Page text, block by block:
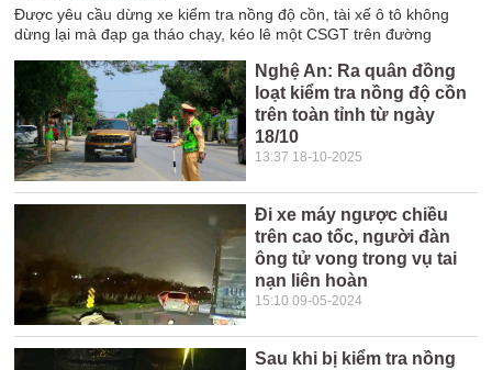
Được yêu cầu dừng xe kiểm tra nồng độ cồn, tài xế ô tô không
dừng lại mà đạp ga tháo chạy, kéo lê một CSGT trên đường
Nghệ An: Ra quân đồng
loạt kiểm tra nồng độ cồn
trên toàn tỉnh từ ngày
18/10
13:37 18-10-2025
Đi xe máy ngược chiều
trên cao tốc, người đàn
ông tử vong trong vụ tai
nạn liên hoàn
15:10 09-05-2024
Sau khi bị kiểm tra nồng